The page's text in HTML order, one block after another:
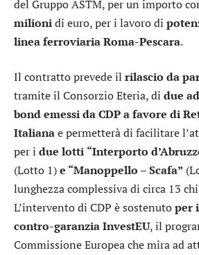
del Gruppo ASTM, per un importo
milionidi euro, per i lavoro di
linea ferroviaria Roma-Pescara.
Il contratto prevede il rilascio da
tramite il Consorzio Eteria, di due
bond emessi da CDPa favore di
Italianae permetterà di facilitare
per i due lotti “Interporto
(Lotto 1)e “Manoppello – Scafa”
lunghezza complessiva di circa 13
L’intervento di CDP è sostenutoper
contro-garanzia InvestEU, il
Commissione Europea che mira ad